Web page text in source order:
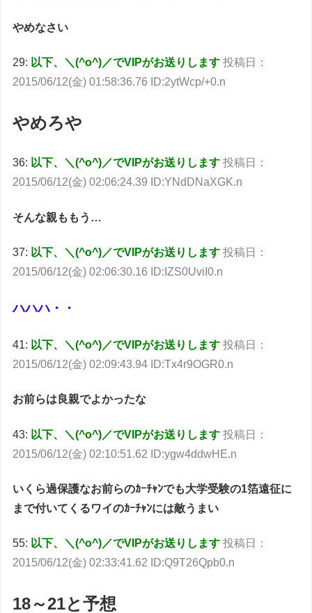
やめなさい
29: 以下、＼(^o^)／でVIPがお送りします 投稿日：
2015/06/12(金) 01:58:36.76 ID:2ytWcp/+0.n
やめろや
36: 以下、＼(^o^)／でVIPがお送りします 投稿日：
2015/06/12(金) 02:06:24.39 ID:YNdDNaXGK.n
そんな親ももう…
37: 以下、＼(^o^)／でVIPがお送りします 投稿日：
2015/06/12(金) 02:06:30.16 ID:IZS0UviI0.n
ハハハ・・
41: 以下、＼(^o^)／でVIPがお送りします 投稿日：
2015/06/12(金) 02:09:43.94 ID:Tx4r9OGR0.n
お前らは良親でよかったな
43: 以下、＼(^o^)／でVIPがお送りします 投稿日：
2015/06/12(金) 02:10:51.62 ID:ygw4ddwHE.n
いくら過保護なお前らのｶｰﾁｬﾝでも大学受験の1箔遠征に
まで付いてくるワイのｶｰﾁｬﾝには敵うまい
55: 以下、＼(^o^)／でVIPがお送りします 投稿日：
2015/06/12(金) 02:33:41.62 ID:Q9T26Qpb0.n
18～21と予想